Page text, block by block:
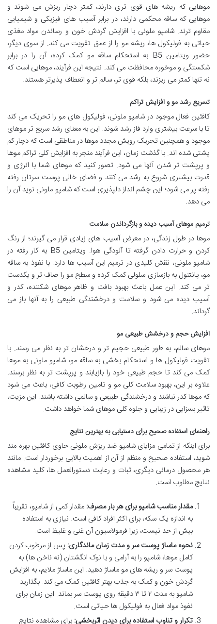
موهایی که ریشه های قوی تری دارند، کمتر دچار ریزش می شوند و
موهایی که ساقه محکمی دارند، در برابر آسیب های فیزیکی و شیمیایی
مقاوم ترند. شامپو ملونی با افزایش گردش خون و رساندن مواد مغذی
حیاتی به فولیکول ها، ریشه مو را از عمق تقویت می کند. از سوی دیگر،
حضور ویتامین B5 به استحکام ساقه مو کمک کرده، آن را در برابر
شکستگی و موخوره محافظت می کند. نتیجه این فرآیند، موهایی است که
نه تنها کمتر می ریزند، بلکه قوی تر، سالم تر و انعطاف پذیرتر هستند.
تسریع رشد مو و افزایش تراکم
کافئین فعال موجود در شامپو ملونی، فولیکول های مو را تحریک می کند
تا با سرعت بیشتری وارد فاز رشد شوند. این به معنای رشد سریع تر موهای
موجود و همچنین تحریک رویش مجدد موها در مناطقی است که دچار کم
پشتی شده اند. با گذشت زمان، این فرآیند منجر به افزایش کلی تراکم موها
و پرپشت تر شدن آنها می شود. تصور کنید که موهای شما با انرژی و
قدرت بیشتری شروع به رشد می کنند و فضای خالی پوست سرتان رفته
رفته پر می شود؛ این چشم انداز دلپذیری است که شامپو ملونی نوید آن را
می دهد.
ترمیم موهای آسیب دیده و بازگرداندن سلامت
موها در طول زندگی، در معرض آسیب های زیادی قرار می گیرند؛ از رنگ
کردن و حرارت دادن گرفته تا آلودگی هوا. ویتامین B5 به کار رفته در
شامپو ملونی، نقش کلیدی در ترمیم این آسیب ها دارد. با نفوذ به ساقه
مو، پانتنول به بازسازی سلولی کمک کرده و سطح مو را صاف تر و یکدست
تر می کند. این عمل باعث بهبود بافت و ظاهر موهای شکننده، کدر و
آسیب دیده می شود و سلامت و درخشندگی طبیعی را به آنها باز می
گرداند.
افزایش حجم و درخشش طبیعی مو
موهای سالم، به طور طبیعی حجیم تر و درخشان تر به نظر می رسند. با
تقویت فولیکول ها و استحکام بخشی به ساقه مو، شامپو ملونی به موها
کمک می کند تا حجم طبیعی خود را بازیابند و پرپشت تر به نظر برسند.
علاوه بر این، بهبود سلامت کلی مو و تامین رطوبت کافی، باعث می شود
که موها کدر نباشند و درخشندگی طبیعی و سالمی داشته باشند. این مزیت،
تاثیر بسزایی در زیبایی و جلوه کلی موهای شما خواهد داشت.
راهنمای استفاده صحیح برای دستیابی به بهترین نتایج
برای اینکه از تمامی مزایای شامپو ضد ریزش ملونی حاوی کافئین بهره مند
شوید، استفاده صحیح و منظم از آن از اهمیت بالایی برخوردار است. مانند
هر محصول درمانی دیگری، ثبات و رعایت دستورالعمل ها، کلید مشاهده
نتایج مطلوب است.
مقدار مناسب شامپو برای هر بار مصرف: مقدار کمی از شامپو، تقریباً
به اندازه یک سکه، برای اکثر افراد کافی است. نیازی به استفاده
بیش از حد نیست، زیرا فرمولاسیون آن غنی و غلیظ است.
نحوه ماساژ پوست سر و مدت زمان ماندگاری: پس از مرطوب کردن
کامل موها، شامپو را به آرامی و با نوک انگشتان (نه ناخن ها) به
پوست سر و ریشه های مو ماساژ دهید. این ماساژ ملایم، به افزایش
گردش خون و کمک به جذب بهتر کافئین کمک می کند. بگذارید
شامپو به مدت ۲ تا ۳ دقیقه روی پوست سر بماند. این زمان برای
نفوذ مواد فعال به فولیکول ها حیاتی است.
تکرار و تناوب استفاده برای دیدن اثربخشی: برای مشاهده نتایج